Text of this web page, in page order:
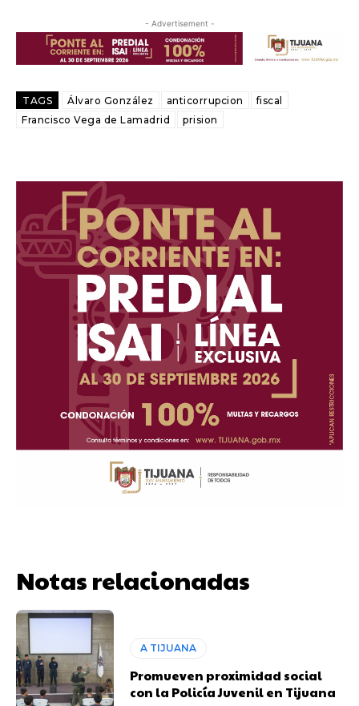
- Advertisement -
TAGS Álvaro González anticorrupcion
fiscal
Francisco Vega de Lamadrid
prision
Notas relacionadas
A TIJUANA
Promueven proximidad social
con la Policía Juvenil en Tijuana